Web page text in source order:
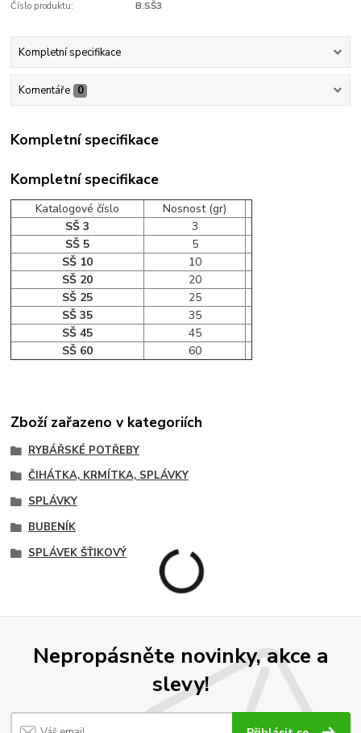
Číslo produktu: B.SŠ3
Kompletní specifikace
Komentáře 0
Kompletní specifikace
Kompletní specifikace
Katalogové číslo
Nosnost (gr)
SŠ 3
3
SŠ 5
5
SŠ 10
10
SŠ 20
20
SŠ 25
25
SŠ 35
35
SŠ 45
45
SŠ 60
60
Zboží zařazeno v kategoriích
RYBÁŘSKÉ POTŘEBY
ČIHÁTKA, KRMÍTKA, SPLÁVKY
SPLÁVKY
BUBENÍK
SPLÁVEK ŠŤIKOVÝ
Nepropásněte novinky, akce a
slevy!